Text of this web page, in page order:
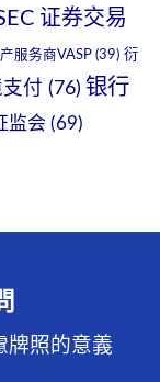
证券交易
服务商VASP (39) 衍
付 (76) 银行
监会 (69)
牌照的意義